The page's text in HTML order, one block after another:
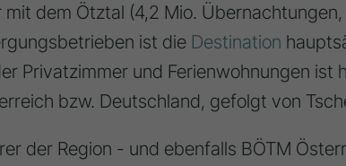
dem Ötztal (4,2 Mio.
ist die Destination
Privatzimmer und Ferienwohnungen ist
bzw. Deutschland, gefolgt von
der Region - und ebenfalls BÖTM